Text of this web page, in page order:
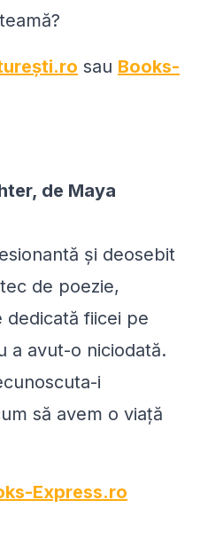
sau Books-
de Maya
și deosebit
de poezie,
dedicată fiicei pe
a avut-o niciodată.
i
să avem o viață
Express.ro